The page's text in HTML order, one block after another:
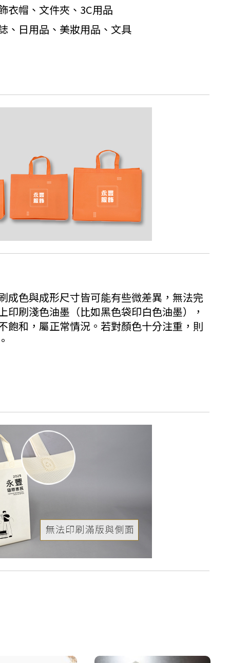
衣帽、文件夾、3C用品
、日用品、美妝用品、文具
成色與成形尺寸皆可能有些微差異，無法完
印刷淺色油墨（比如黑色袋印白色油墨），
飽和，屬正常情況。若對顏色十分注重，則